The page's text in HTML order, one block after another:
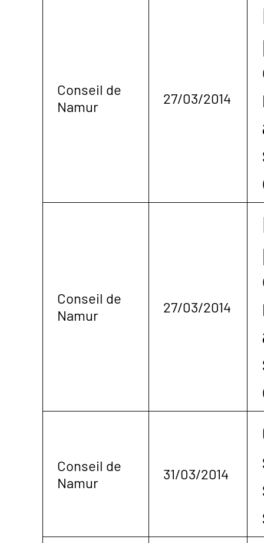
Conseil de
Namur
27/03/2014
Conseil de
Namur
27/03/2014
Conseil de
Namur
31/03/2014